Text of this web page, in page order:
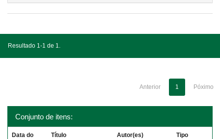
Resultado 1-1 de 1.
Anterior 1 Póximo
Conjunto de itens:
Data do
Título Autor(es) Tipo